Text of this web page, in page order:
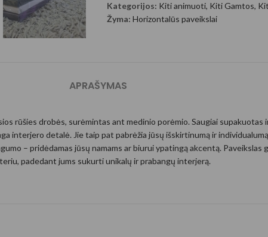
Kategorijos: Kiti animuoti, Kiti Gamtos,
Žyma: Horizontalūs paveikslai
APRAŠYMAS
rūšies drobės, surėmintas ant medinio porėmio. Saugiai supakuotas
interjero detalė. Jie taip pat pabrėžia jūsų išskirtinumą ir
– pridėdamas jūsų namams ar biurui ypatingą akcentą. Paveikslas
padedant jums sukurti unikalų ir prabangų interjerą.